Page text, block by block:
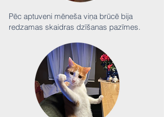
Pēc aptuveni mēneša viņa brūcē bija
redzamas skaidras dzīšanas pazīmes.